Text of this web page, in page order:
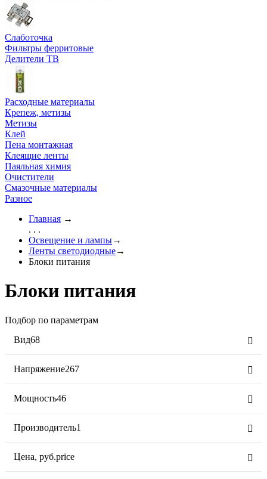
Слаботочка
Фильтры ферритовые
Делители ТВ
Расходные материалы
Крепеж, метизы
Метизы
Клей
Пена монтажная
Клеящие ленты
Паяльная химия
Очистители
Смазочные материалы
Разное
Главная →
. . .
Освещение и лампы→
Ленты светодиодные→
Блоки питания
Блоки питания
Подбор по параметрам
Вид68
Напряжение267
Мощность46
Производитель1
Цена, руб.price